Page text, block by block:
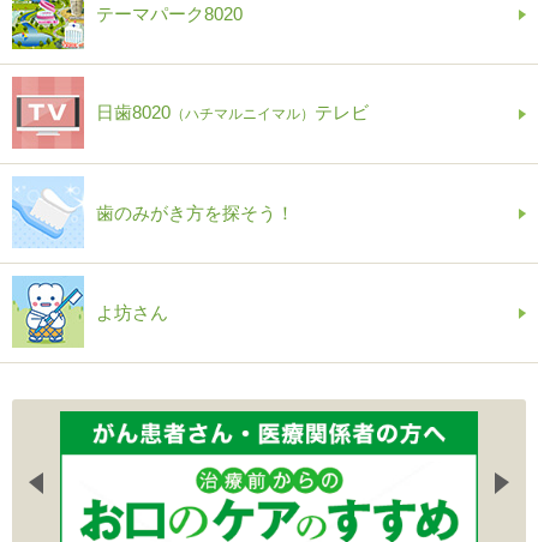
テーマパーク8020
日歯8020 （ハチマルニイマル） テレビ
歯のみがき方を探そう！
よ坊さん